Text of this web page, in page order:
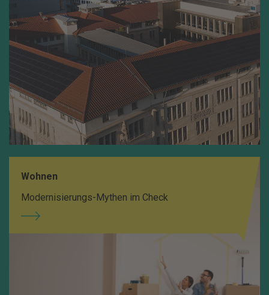
Wohnen
Modernisierungs-Mythen im Check